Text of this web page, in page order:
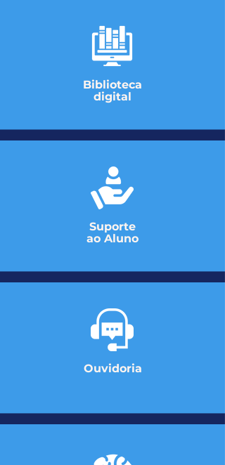
Biblioteca
digital
Suporte
ao Aluno
Ouvidoria